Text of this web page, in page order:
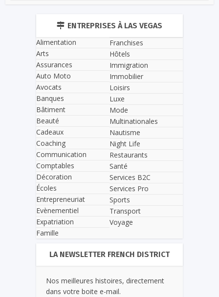
ENTREPRISES À LAS VEGAS
Alimentation
Arts
Assurances
Auto Moto
Avocats
Banques
Bâtiment
Beauté
Cadeaux
Coaching
Communication
Comptables
Décoration
Écoles
Entrepreneuriat
Evènementiel
Expatriation
Famille
Franchises
Hôtels
Immigration
Immobilier
Loisirs
Luxe
Mode
Multinationales
Nautisme
Night Life
Restaurants
Santé
Services B2C
Services Pro
Sports
Transport
Voyage
LA NEWSLETTER FRENCH DISTRICT
Nos meilleures histoires, directement
dans votre boite e-mail.